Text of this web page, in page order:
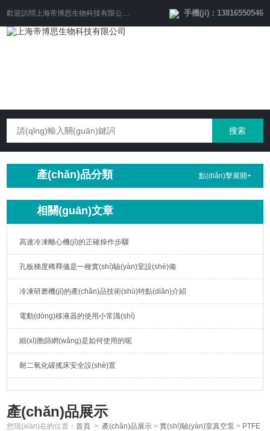
歡迎訪問 上海帝博思生物科技有限公司 網(wǎng)站！ 手機(jī)：13816550546
產(chǎn)品分類 點(diǎn)擊展開+
相關(guān)文章
高速冷凍離心機(jī)的正確操作步驟
孔板梯度稀釋儀是一種實(shí)驗(yàn)室設(shè)備
冷凍研磨機(jī)的產(chǎn)品技術(shù)特點(diǎn)介紹
電動(dòng)移液器的使用小常識(shí)
細(xì)胞篩網(wǎng)是如何使用的呢
耐二氧化碳搖床安全設(shè)置
產(chǎn)品展示
您現(xiàn)在的位置：首頁 > 產(chǎn)品展示 >實(shí)驗(yàn)室真空泵 > PTFE